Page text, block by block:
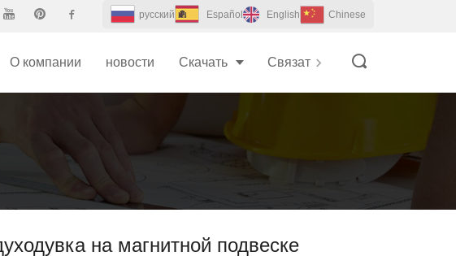
pусский Español English Chinese
О компании новости Скачать Связаться с Нами
на магнитной подвеске